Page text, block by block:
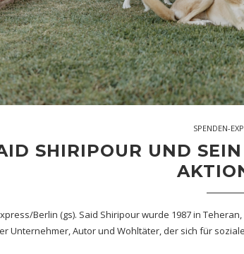
SPENDEN-
SHIRIPOUR UND
Berlin (gs). Said Shiripour wurde 1987 in
Unternehmer, Autor und Wohltäter, der sich für